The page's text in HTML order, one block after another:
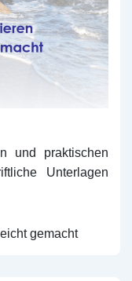
und praktischen
Unterlagen
gemacht